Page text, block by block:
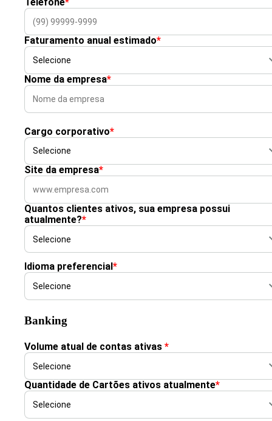
Faturamento anual estimado*
Nome da empresa*
Cargo corporativo*
Site da empresa*
Quantos clientes ativos, sua empresa possui
atualmente?*
Idioma preferencial *
Banking
Volume atual de contas ativas *
Quantidade de Cartões ativos atualmente*